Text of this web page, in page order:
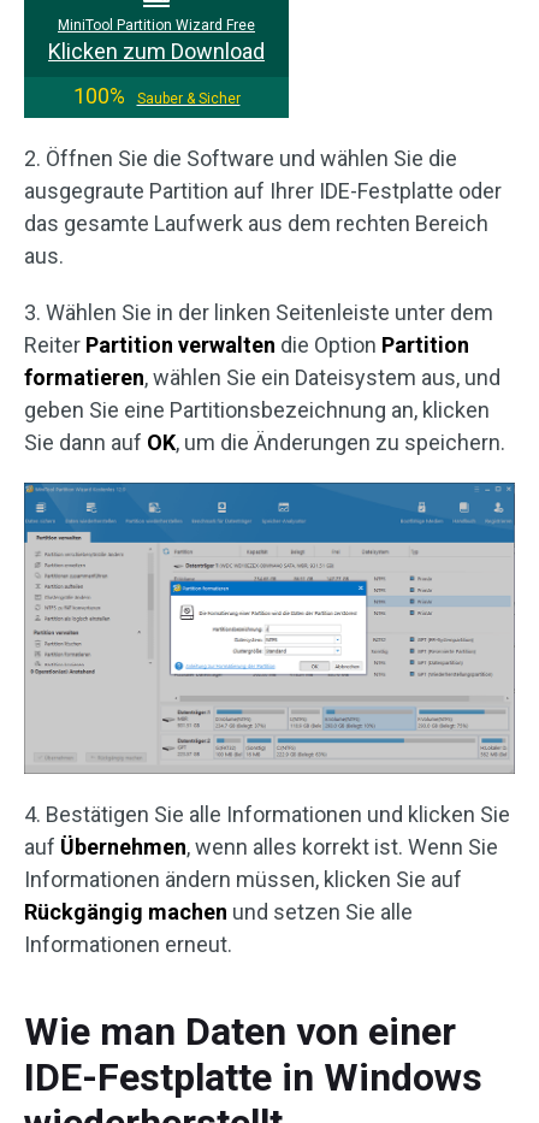
MiniTool Partition Wizard Free
Klicken zum Download
100%
Sauber & Sicher
2. Öffnen Sie die Software und wählen Sie die
ausgegraute Partition auf Ihrer IDE-Festplatte oder
das gesamte Laufwerk aus dem rechten Bereich
aus.
3. Wählen Sie in der linken Seitenleiste unter dem
Reiter Partition verwalten die Option Partition
formatieren, wählen Sie ein Dateisystem aus, und
geben Sie eine Partitionsbezeichnung an, klicken
Sie dann auf OK, um die Änderungen zu speichern.
4. Bestätigen Sie alle Informationen und klicken Sie
auf Übernehmen, wenn alles korrekt ist. Wenn Sie
Informationen ändern müssen, klicken Sie auf
Rückgängig machen und setzen Sie alle
Informationen erneut.
Wie man Daten von einer
IDE-Festplatte in Windows